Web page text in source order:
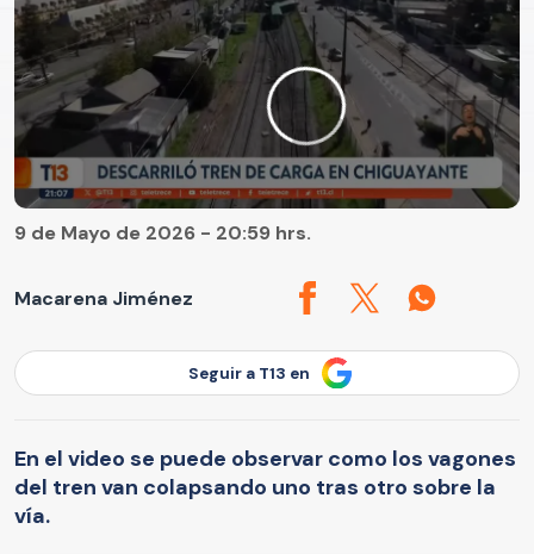
Macarena Jiménez
9 de Mayo de 2026 - 20:59 hrs.
Seguir a T13 en
En el video se puede observar como los vagones
del tren van colapsando uno tras otro sobre la
vía.